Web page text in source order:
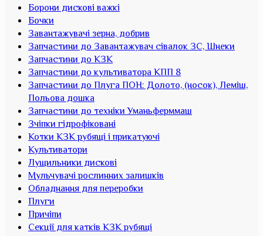
Борони дискові важкі
Бочки
Завантажувачі зерна, добрив
Запчастини до Завантажувач сівалок ЗС, Шнеки
Запчастини до КЗК
Запчастини до культиватора КПП 8
Запчастини до Плуга ПОН: Долото, (носок), Леміш,
Польова дошка
Запчастини до техніки Уманьферммаш
Зчіпки гідрофіковані
Котки КЗК рубящі і прикатуючі
Культиватори
Лущильники дискові
Мульчувачі рослинних залишків
Обладнання для переробки
Плуги
Причіпи
Секції для катків КЗК рубящі